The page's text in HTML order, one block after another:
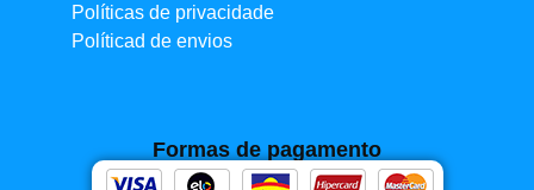
Políticas de privacidade
Políticad de envios
Formas de pagamento